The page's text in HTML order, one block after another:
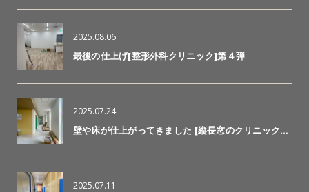
2025.08.06
最後の仕上げ[整形外科クリニック]第４弾
2025.07.24
壁や床が仕上がってきました [縦長窓のクリニック…
2025.07.11